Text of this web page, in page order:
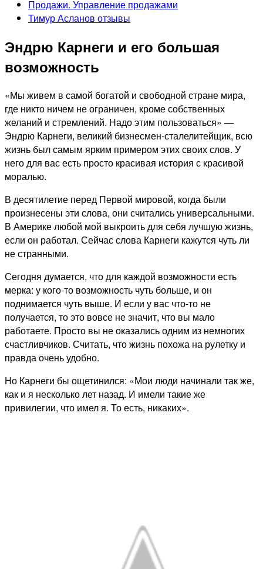
Продажи. Управление продажами
Тимур Асланов отзывы
Эндрю Карнеги и его большая
возможность
«Мы живем в самой богатой и свободной стране мира,
где никто ничем не ограничен, кроме собственных
желаний и стремлений. Надо этим пользоваться» —
Эндрю Карнеги, великий бизнесмен-сталелитейщик, всю
жизнь был самым ярким примером этих своих слов. У
него для вас есть просто красивая история с красивой
моралью.
В десятилетие перед Первой мировой, когда были
произнесены эти слова, они считались универсальными.
В Америке любой мой выкроить для себя лучшую жизнь,
если он работал. Сейчас слова Карнеги кажутся чуть ли
не странными.
Сегодня думается, что для каждой возможности есть
мерка: у кого-то возможность чуть больше, и он
поднимается чуть выше. И если у вас что-то не
получается, то это вовсе не значит, что вы мало
работаете. Просто вы не оказались одним из немногих
счастливчиков. Считать, что жизнь похожа на рулетку и
правда очень удобно.
Но Карнеги бы ощетинился: «Мои люди начинали так же,
как и я несколько лет назад. И имели такие же
привилегии, что имел я. То есть, никаких».